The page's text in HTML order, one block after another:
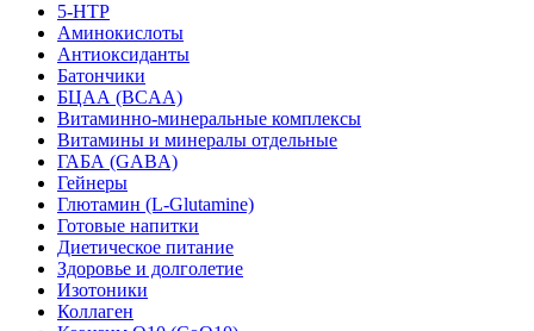
5-HTP
Аминокислоты
Антиоксиданты
Батончики
БЦАА (BCAA)
Витаминно-минеральные комплексы
Витамины и минералы отдельные
ГАБА (GABA)
Гейнеры
Глютамин (L-Glutamine)
Готовые напитки
Диетическое питание
Здоровье и долголетие
Изотоники
Коллаген